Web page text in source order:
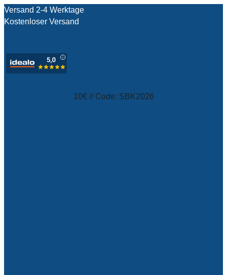
Versand 2-4 Werktage
Kostenloser Versand
10€ // Code: SBK2026